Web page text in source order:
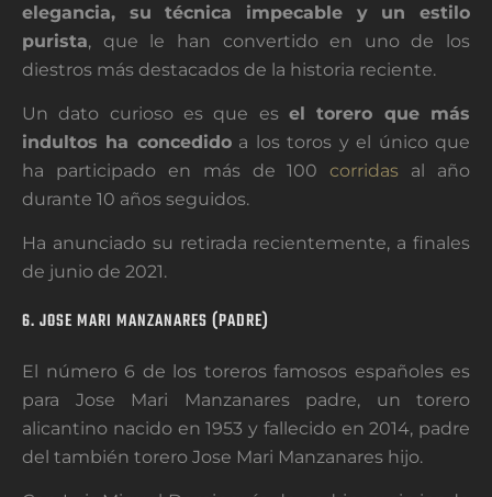
elegancia, su técnica impecable y un estilo
purista, que le han convertido en uno de los
diestros más destacados de la historia reciente.
Un dato curioso es que es el torero que más
indultos ha concedidoa los toros y el único que
ha participado en más de 100corridas al año
durante 10 años seguidos.
Ha anunciado su retirada recientemente, a finales
de junio de 2021.
6. JOSE MARI MANZANARES (PADRE)
El número 6 de los toreros famosos españoles es
para Jose Mari Manzanares padre, un torero
alicantino nacido en 1953 y fallecido en 2014, padre
del también torero Jose Mari Manzanares hijo.